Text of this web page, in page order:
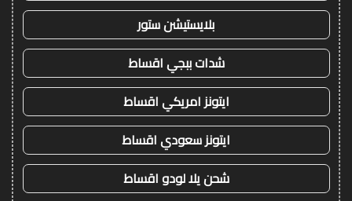
بلايستيشن ستور
شدات ببجي اقساط
ايتونز امريكي اقساط
ايتونز سعودي اقساط
شحن يلا لودو اقساط